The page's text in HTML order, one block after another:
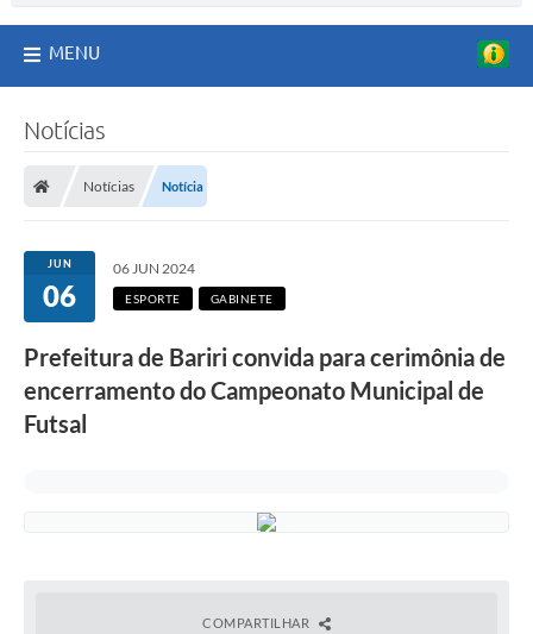
MENU
Notícias
Notícias Notícia
JUN
06
06 JUN 2024
ESPORTE GABINETE
Prefeitura de Bariri convida para cerimônia de
encerramento do Campeonato Municipal de
Futsal
COMPARTILHAR